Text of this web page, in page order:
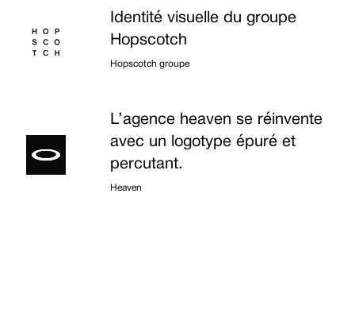
Identité visuelle du groupe
Hopscotch
Hopscotch groupe
L’agence heaven se réinvente
avec un logotype épuré et
percutant.
Heaven